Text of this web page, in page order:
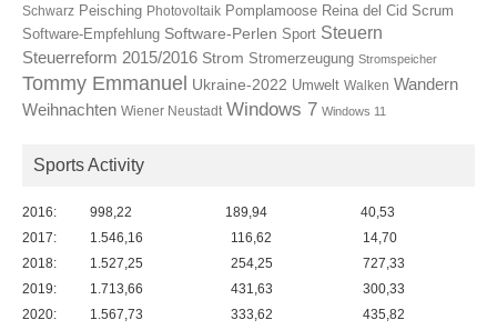
Schwarz Peisching Photovoltaik Pomplamoose Reina del Cid Scrum
Software-Empfehlung Software-Perlen Sport Steuern
Steuerreform 2015/2016 Strom Stromerzeugung Stromspeicher
Tommy Emmanuel Ukraine-2022 Umwelt Walken Wandern
Weihnachten Wiener Neustadt Windows 7 Windows 11
Sports Activity
2016: 998,22 189,94
40,53
2017:
1.546,16 116,62
14,70
2018:
1.527,25 254,25
727,33
2019:
1.713,66 431,63
300,33
2020:
1.567,73 333,62
435,82